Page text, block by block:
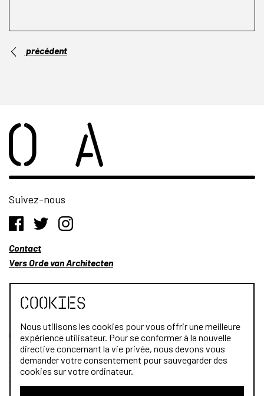
précédent
Suivez-nous
Contact
Vers Orde van Architecten
Qui sommes-nous?
Architectes
Stagiaires
Cookies
Nous utilisons les cookies pour vous offrir une meilleure
expérience utilisateur. Pour se conformer à la nouvelle
directive concernant la vie privée, nous devons vous
demander votre consentement pour sauvegarder des
cookies sur votre ordinateur.